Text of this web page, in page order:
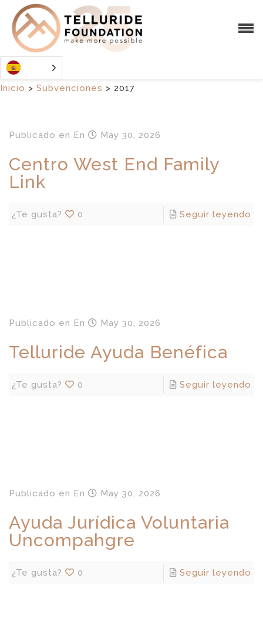
Inicio > Subvenciones > 2017
Publicado en En May 30, 2026
Centro West End Family
Link
¿Te gusta? 0 Seguir leyendo
Publicado en En May 30, 2026
Telluride Ayuda Benéfica
¿Te gusta? 0 Seguir leyendo
Publicado en En May 30, 2026
Ayuda Jurídica Voluntaria
Uncompahgre
¿Te gusta? 0 Seguir leyendo